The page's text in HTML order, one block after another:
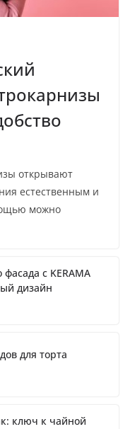
открывают
естественным и
можно
с KERAMA
дизайн
для торта
ключ к чайной